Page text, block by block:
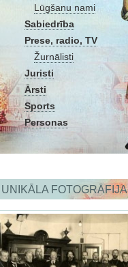
Lūgšanu nami
Sabiedrība
Prese, radio, TV
Žurnālisti
Juristi
Ārsti
Sports
Personas
UNIKĀLA FOTOGRĀFIJA